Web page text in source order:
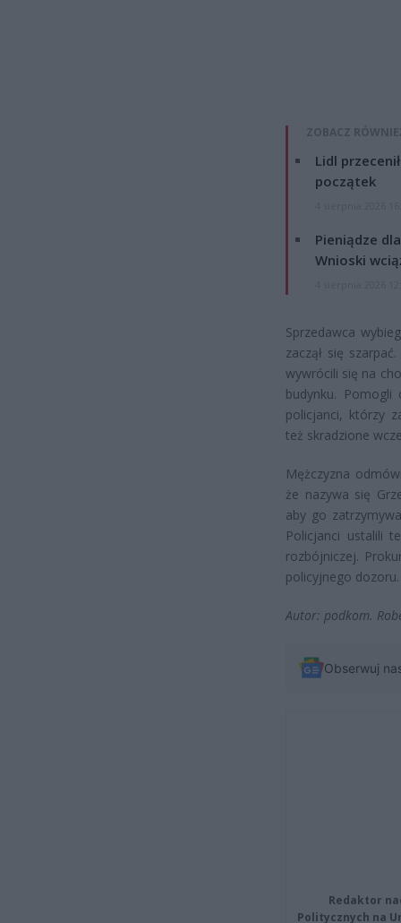
ZOBACZ
Lidl
początek
Pieniądze
Wnioski
Sprzedawca
zaczął się
wywrócili się na
budynku. Pomogli
policjanci, którzy
też skradzione
Mężczyzna
że nazywa się
aby go
Policjanci ustalili
rozbójniczej.
policyjnego
Autor: podkom.
Obserwuj
Redaktor
Politycznych na